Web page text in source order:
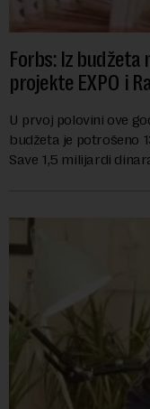
Forbs: Iz budžeta
projekte EXPO i
U prvoj polovini ove
budžeta je potrošeno
Save 1,5 milijardi